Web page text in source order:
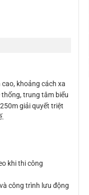
khoảng cách xa
trung tâm biểu
giải quyết triệt
khi thi công
công trình lưu động